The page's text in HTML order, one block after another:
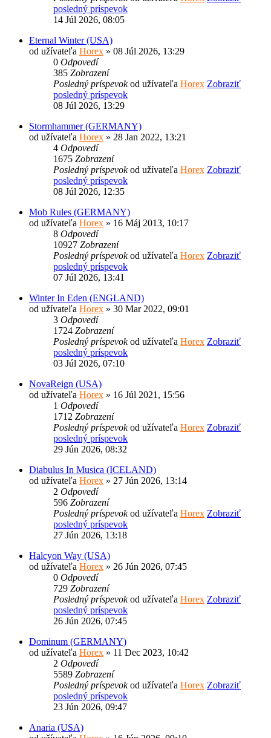
posledný príspevok
14 Júl 2026, 08:05
Eternal Winter (USA)
od užívateľa Horex » 08 Júl 2026, 13:29
0 Odpovedí
385 Zobrazení
Posledný príspevokod užívateľa Horex Zobraziť
posledný príspevok
08 Júl 2026, 13:29
Stormhammer (GERMANY)
od užívateľa Horex » 28 Jan 2022, 13:21
4 Odpovedí
1675 Zobrazení
Posledný príspevokod užívateľa Horex Zobraziť
posledný príspevok
08 Júl 2026, 12:35
Mob Rules (GERMANY)
od užívateľa Horex » 16 Máj 2013, 10:17
8 Odpovedí
10927 Zobrazení
Posledný príspevokod užívateľa Horex Zobraziť
posledný príspevok
07 Júl 2026, 13:41
Winter In Eden (ENGLAND)
od užívateľa Horex » 30 Mar 2022, 09:01
3 Odpovedí
1724 Zobrazení
Posledný príspevokod užívateľa Horex Zobraziť
posledný príspevok
03 Júl 2026, 07:10
NovaReign (USA)
od užívateľa Horex » 16 Júl 2021, 15:56
1 Odpovedí
1712 Zobrazení
Posledný príspevokod užívateľa Horex Zobraziť
posledný príspevok
29 Jún 2026, 08:32
Diabulus In Musica (ICELAND)
od užívateľa Horex » 27 Jún 2026, 13:14
2 Odpovedí
596 Zobrazení
Posledný príspevokod užívateľa Horex Zobraziť
posledný príspevok
27 Jún 2026, 13:18
Halcyon Way (USA)
od užívateľa Horex » 26 Jún 2026, 07:45
0 Odpovedí
729 Zobrazení
Posledný príspevokod užívateľa Horex Zobraziť
posledný príspevok
26 Jún 2026, 07:45
Dominum (GERMANY)
od užívateľa Horex » 11 Dec 2023, 10:42
2 Odpovedí
5589 Zobrazení
Posledný príspevokod užívateľa Horex Zobraziť
posledný príspevok
23 Jún 2026, 09:47
Anaria (USA)